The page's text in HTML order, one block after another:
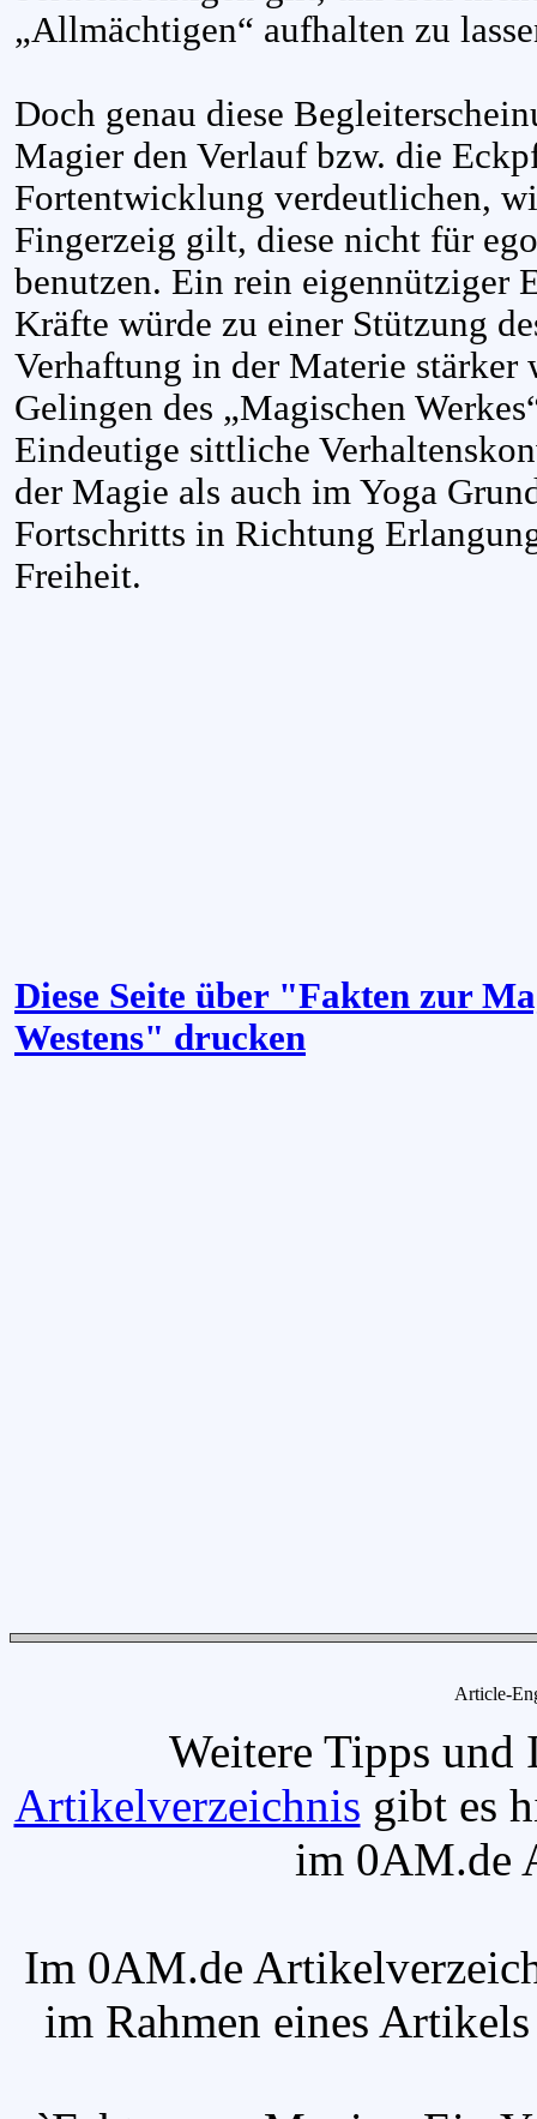
„Allmächtigen“ aufhalten zu
Doch genau diese
Magier den Verlauf bzw. die
Fortentwicklung verdeutlichen,
Fingerzeig gilt, diese nicht für
benutzen. Ein rein eigennütziger
Kräfte würde zu einer Stützung
Verhaftung in der Materie stärker
Gelingen des „Magischen
Eindeutige sittliche
der Magie als auch im Yoga
Fortschritts in Richtung
Freiheit.
Diese Seite über "Fakten zur
Westens" drucken
Article-
Weitere Tipps und
Artikelverzeichnis gibt es
im 0AM.de
Im 0AM.de
im Rahmen eines